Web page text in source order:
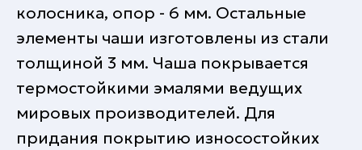
колосника, опор - 6 мм. Остальные
элементы чаши изготовлены из стали
толщиной 3 мм. Чаша покрывается
термостойкими эмалями ведущих
мировых производителей. Для
придания покрытию износостойких